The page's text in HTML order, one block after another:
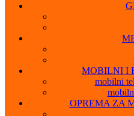
MOBILNI I
mobilni
OPREMA ZA